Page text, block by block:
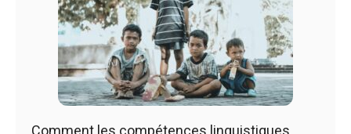
Comment les compétences linguistiques